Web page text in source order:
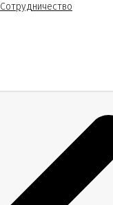
Сотрудничество